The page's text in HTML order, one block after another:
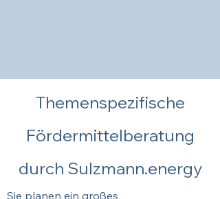
Themenspezifische
Fördermittelberatung
durch Sulzmann.energy
Sie planen ein großes